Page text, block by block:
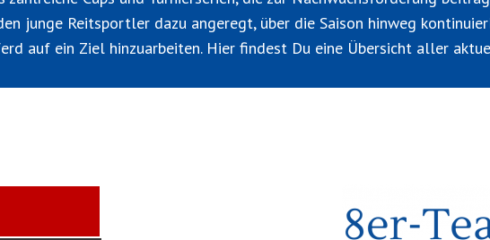
junge Reitsportler dazu angeregt, über die Saison hinweg
auf ein Ziel hinzuarbeiten. Hier findest Du eine Übersicht aller